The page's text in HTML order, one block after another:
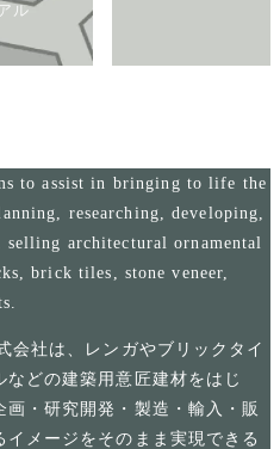
ル
to assist in bringing to life the
researching, developing,
architectural ornamental
brick tiles, stone veneer,
会社は、レンガやブリックタイ
どの建築用意匠建材をはじ
・研究開発・製造・輸入・販
メージをそのまま実現できる